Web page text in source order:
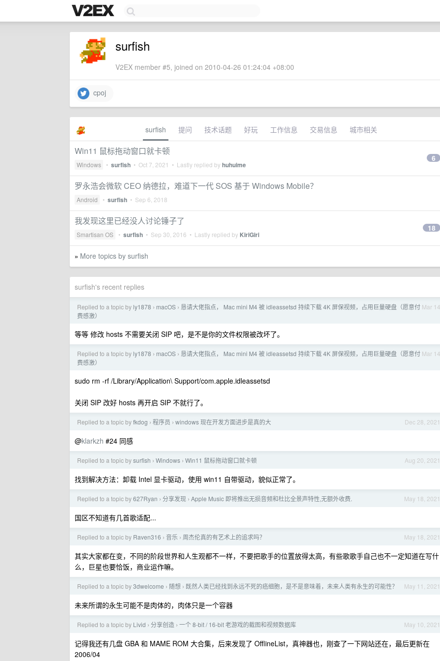
surfish
V2EX member #5, joined on 2010-04-26 01:24:04 +08:00
cpoj
surfish 提问 技术话题 好玩 工作信息 交易信息 城市相关
Win11 鼠标拖动窗口就卡顿
Windows • surfish • Oct 7, 2021 • Lastly replied byhuhuime
6
罗永浩会微软 CEO 纳德拉，难道下一代 SOS 基于 Windows Mobile？
Android • surfish • Sep 6, 2018
我发现这里已经没人讨论锤子了
Smartisan OS • surfish • Sep 30, 2016 • Lastly replied by KiriGiri
18
» More topics by surfish
surfish's recent replies
Mar 14
Replied to a topic by ly1878 › macOS › 恳请大佬指点， Mac mini M4 被 idleassetsd 持续下载 4K 屏保视频，占用巨量硬盘（愿意付
费感激）
等等 修改 hosts 不需要关闭 SIP 吧，是不是你的文件权限被改坏了。
Mar 14
Replied to a topic by ly1878 › macOS › 恳请大佬指点， Mac mini M4 被 idleassetsd 持续下载 4K 屏保视频，占用巨量硬盘（愿意付
费感激）
sudo rm -rf /Library/Application\ Support/com.apple.idleassetsd
关闭 SIP 改好 hosts 再开启 SIP 不就行了。
Dec 28, 2021
Replied to a topic byfkdog › 程序员 › windows 现在开发方面进步是真的大
@klarkzh #24 同感
Aug 20, 2021
Replied to a topic bysurfish › Windows › Win11 鼠标拖动窗口就卡顿
找到解决方法：卸载 Intel 显卡驱动，使用 win11 自带驱动，貌似正常了。
May 18, 2021
Replied to a topic by627Ryan › 分享发现 › Apple Music 即将推出无损音频和杜比全景声特性,无额外收费.
国区不知道有几首歌适配...
May 18, 2021
Replied to a topic by Raven316 › 音乐 › 周杰伦真的有艺术上的追求吗？
其实大家都在变，不同的阶段世界和人生观都不一样，不要把歌手的位置放得太高，有些歌歌手自己也不一定知道在写什
么，巨星也要恰饭，商业运作嘛。
May 11, 2021
Replied to a topic by3dwelcome › 随想 › 既然人类已经找到永远不死的癌细胞，是不是意味着，未来人类有永生的可能性？
未来所谓的永生可能不是肉体的，肉体只是一个容器
May 10, 2021
Replied to a topic by Livid › 分享创造 › 一个 8-bit / 16-bit 老游戏的截图和视频数据库
记得我还有几盘 GBA 和 MAME ROM 大合集，后来发现了 OfflineList，真神器也，刚查了一下网站还在，最后更新在
2006/04